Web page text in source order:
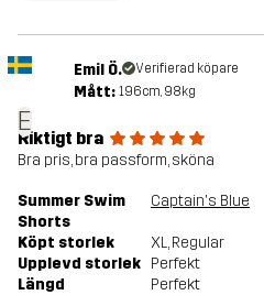
E
Emil Ö. Verifierad köpare
Mått: 196cm, 98kg
Riktigt bra
Bra pris, bra passform, sköna
Summer Swim
Shorts
Captain's Blue
Köpt storlek XL, Regular
Upplevd storlek Perfekt
Längd
Perfekt